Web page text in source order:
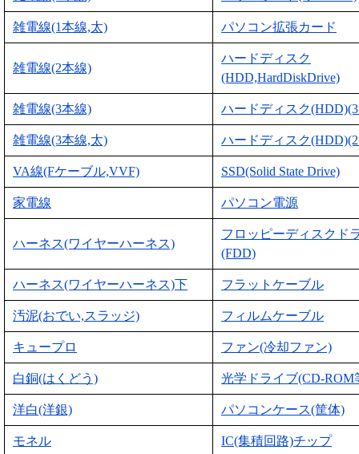
雑電線(1本線,太) パソコン拡張カード
雑電線(2本線)
ハードディスク
(HDD,HardDiskDrive)
雑電線(3本線) ハードディスク
雑電線(3本線,太) ハードディスク
VA線(Fケーブル,VVF) SSD(Solid State Drive)
家電線 パソコン電源
ハーネス(ワイヤーハーネス)
フロッピーディスクド
(FDD)
ハーネス(ワイヤーハーネス)下 フラットケーブル
汚泥(おでい,スラッジ) フィルムケーブル
キュープロ ファン(冷却ファン)
白銅(はくどう) 光学ドライブ(CD-ROM
洋白(洋銀) パソコンケース(筐体)
モネル IC(集積回路)チップ